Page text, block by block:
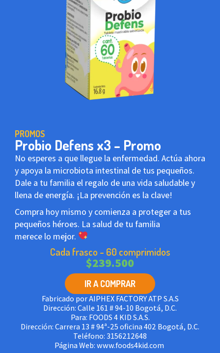
PROMOS
Probio Defens x3 – Promo
No esperes a que llegue la enfermedad. Actúa ahora
y apoya la microbiota intestinal de tus pequeños.
Dale a tu familia el regalo de una vida saludable y
llena de energía. ¡La prevención es la clave!
Compra hoy mismo y comienza a proteger a tus
pequeños héroes. La salud de tu familia
merece lo mejor.
Cada frasco - 60 comprimidos
$239.500
IR A COMPRAR
Fabricado por AIPHEX FACTORY ATP S.A.S
Dirección: Calle 161 # 94-10 Bogotá, D.C.
Para: FOODS 4 KID S.A.S.
Dirección: Carrera 13 # 94ª-25 oficina 402 Bogotá, D.C.
Teléfono: 3156212648
Página Web: www.foods4kid.com